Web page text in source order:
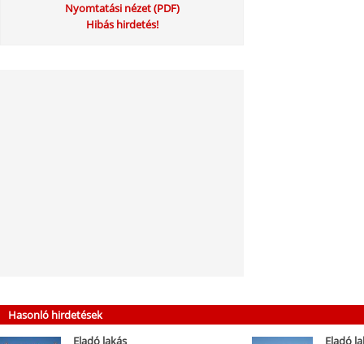
Nyomtatási nézet (PDF)
Hibás hirdetés!
Hasonló hirdetések
Eladó lakás
Eladó